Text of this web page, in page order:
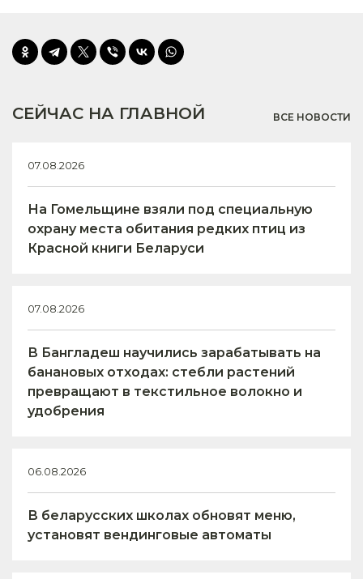
СЕЙЧАС НА ГЛАВНОЙ ВСЕ НОВОСТИ
07.08.2026
На Гомельщине взяли под специальную
охрану места обитания редких птиц из
Красной книги Беларуси
07.08.2026
В Бангладеш научились зарабатывать на
банановых отходах: стебли растений
превращают в текстильное волокно и
удобрения
06.08.2026
В беларусских школах обновят меню,
установят вендинговые автоматы